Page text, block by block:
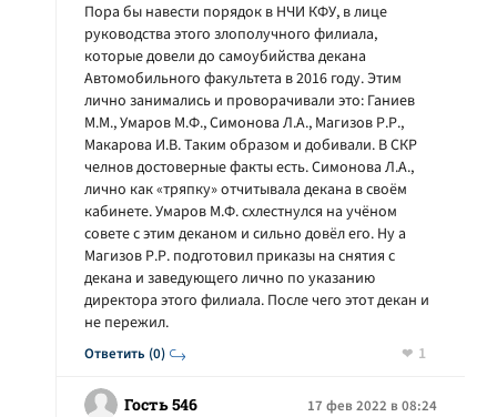
Ответить (0)
Пора бы навести порядок в НЧИ КФУ, в лице
руководства этого злополучного филиала,
которые довели до самоубийства декана
Автомобильного факультета в 2016 году. Этим
лично занимались и проворачивали это: Ганиев
М.М., Умаров М.Ф., Симонова Л.А., Магизов Р.Р.,
Макарова И.В. Таким образом и добивали. В СКР
челнов достоверные факты есть. Симонова Л.А.,
лично как «тряпку» отчитывала декана в своём
кабинете. Умаров М.Ф. схлестнулся на учёном
совете с этим деканом и сильно довёл его. Ну а
Магизов Р.Р. подготовил приказы на снятия с
декана и заведующего лично по указанию
директора этого филиала. После чего этот декан и
не пережил.
1
Гость 546 17 фев 2022 в 08:24